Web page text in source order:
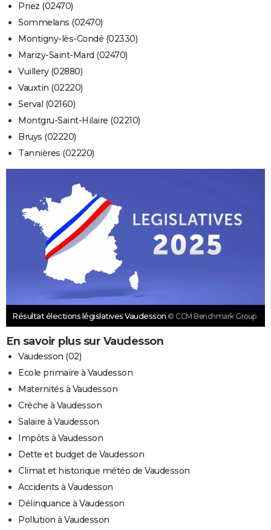
Priez (02470)
Sommelans (02470)
Montigny-lès-Condé (02330)
Marizy-Saint-Mard (02470)
Vuillery (02880)
Vauxtin (02220)
Serval (02160)
Montgru-Saint-Hilaire (02210)
Bruys (02220)
Tannières (02220)
Résultat élections législatives Vaudesson © CCM Benchmark Group
En savoir plus sur Vaudesson
Vaudesson (02)
Ecole primaire à Vaudesson
Maternités à Vaudesson
Crèche à Vaudesson
Salaire à Vaudesson
Impôts à Vaudesson
Dette et budget de Vaudesson
Climat et historique météo de Vaudesson
Accidents à Vaudesson
Délinquance à Vaudesson
Pollution à Vaudesson